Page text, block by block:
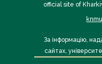
official site of
За інформацію,
сайтах,